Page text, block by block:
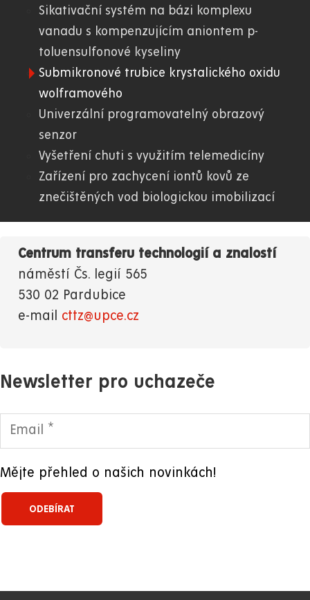
Sikativační systém na bázi komplexu
vanadu s kompenzujícím aniontem p-
toluensulfonové kyseliny
Submikronové trubice krystalického oxidu
wolframového
Univerzální programovatelný obrazový
senzor
Vyšetření chuti s využitím telemedicíny
Zařízení pro zachycení iontů kovů ze
znečištěných vod biologickou imobilizací
Centrum transferu technologií a znalostí
náměstí Čs. legií 565
530 02 Pardubice
e-mail cttz@upce.cz
Newsletter pro uchazeče
Mějte přehled o našich novinkách!